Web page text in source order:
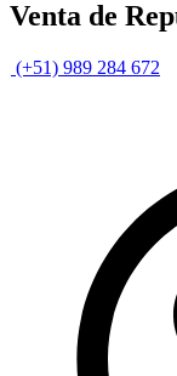
Venta de
(+51) 989 284 672